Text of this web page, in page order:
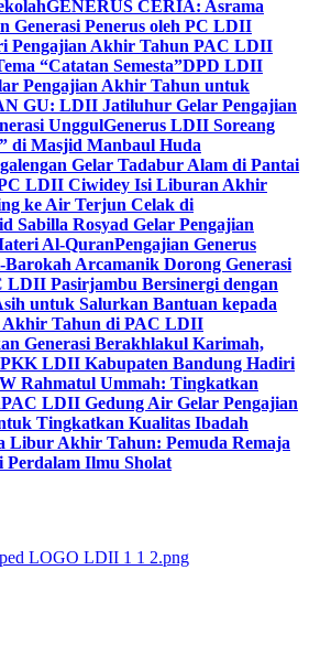
GENERUS CERIA: Asrama
Generasi Penerus oleh PC LDII
Pengajian Akhir Tahun PAC LDII
“Catatan Semesta”DPD LDII
Pengajian Akhir Tahun untuk
GU: LDII Jatiluhur Gelar Pengajian
UnggulGenerus LDII Soreang
di Masjid Manbaul Huda
Gelar Tadabur Alam di Pantai
LDII Ciwidey Isi Liburan Akhir
ke Air Terjun Celak di
Sabilla Rosyad Gelar Pengajian
Al-QuranPengajian Generus
Arcamanik Dorong Generasi
LDII Pasirjambu Bersinergi dengan
untuk Salurkan Bantuan kepada
Akhir Tahun di PAC LDII
Generasi Berakhlakul Karimah,
LDII Kabupaten Bandung Hadiri
Rahmatul Ummah: Tingkatkan
PAC LDII Gedung Air Gelar Pengajian
Tingkatkan Kualitas Ibadah
Libur Akhir Tahun: Pemuda Remaja
Ilmu Sholat